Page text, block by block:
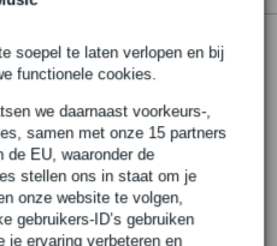
soepel te laten verlopen en bij
functionele cookies.
we daarnaast voorkeurs-,
samen met onze 15 partners
de EU, waaronder de
stellen ons in staat om je
onze website te volgen,
gebruikers-ID’s gebruiken
je ervaring verbeteren en